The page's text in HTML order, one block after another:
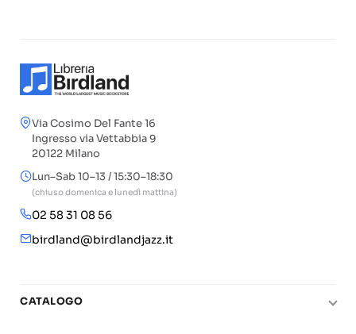
Via Cosimo Del Fante 16
Ingresso via Vettabbia 9
20122 Milano
Lun–Sab 10–13 / 15:30–18:30
(chiuso domenica e lunedì mattina)
02 58 31 08 56
birdland@birdlandjazz.it
CATALOGO